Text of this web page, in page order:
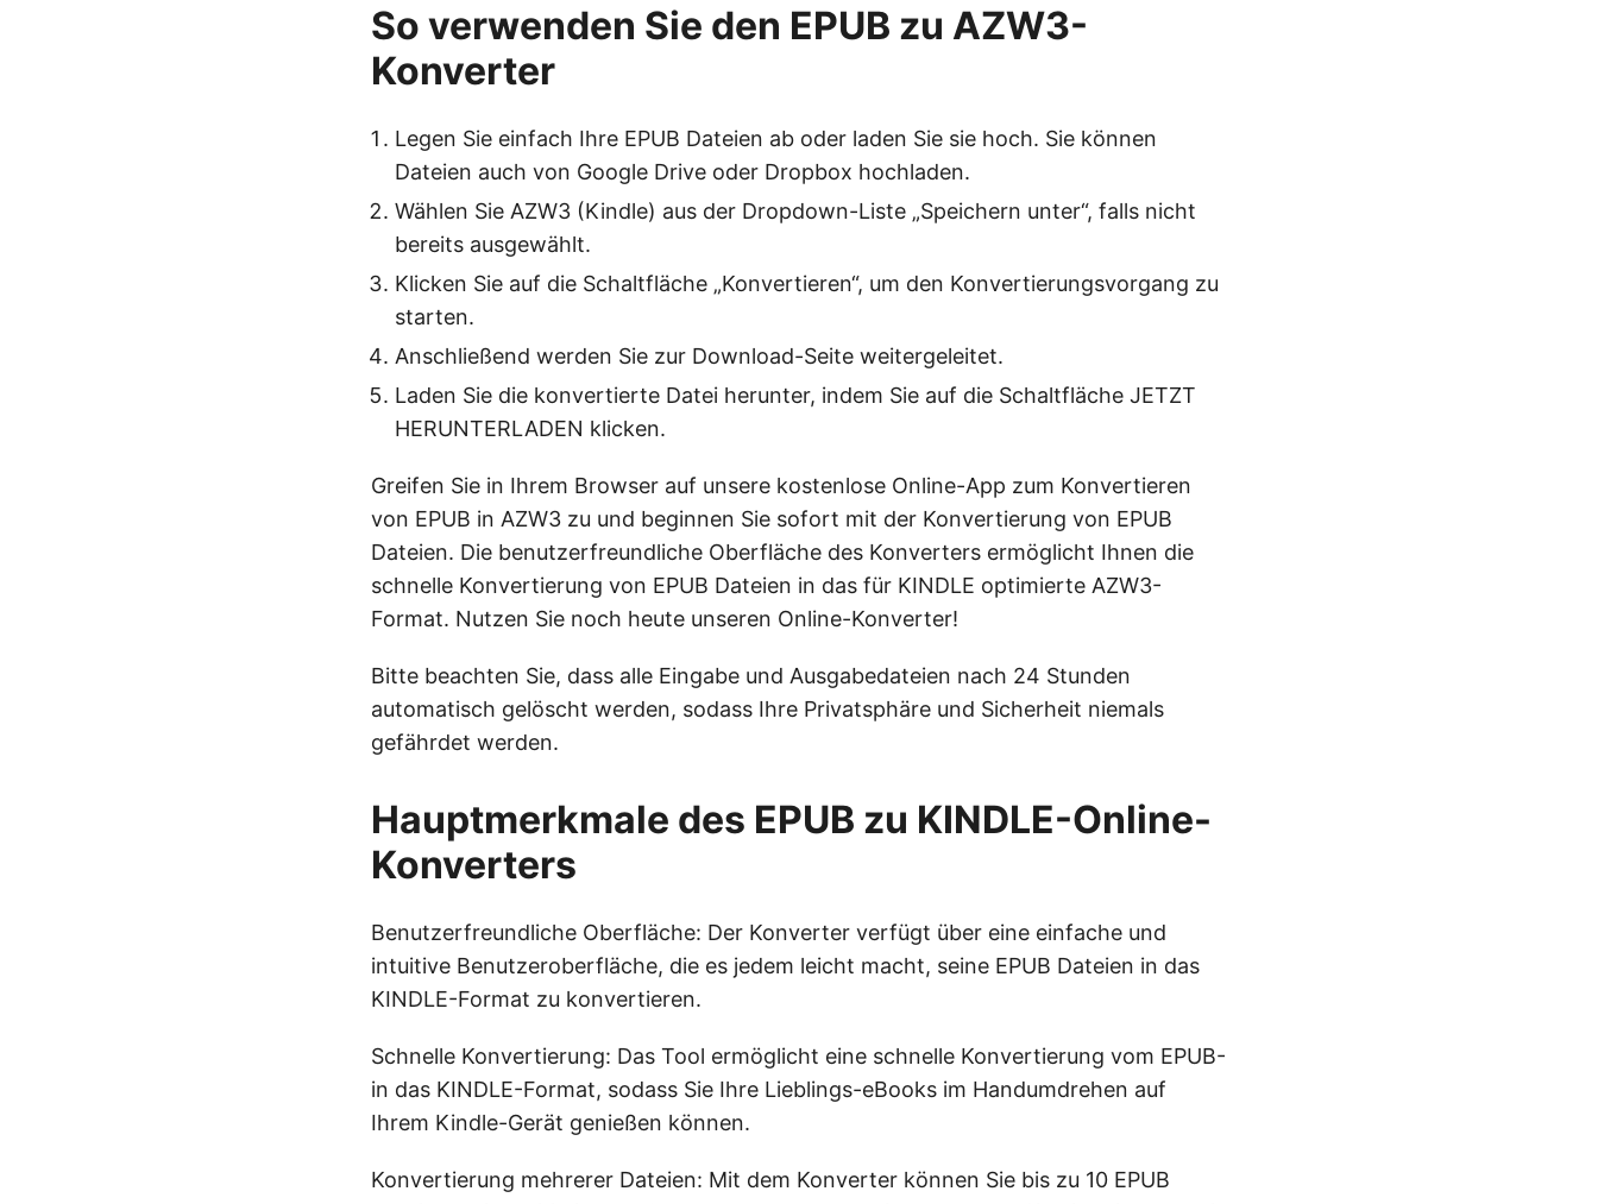
So verwenden Sie den EPUB zu AZW3-
Konverter
Legen Sie einfach Ihre EPUB Dateien ab oder laden Sie sie hoch. Sie können
Dateien auch von Google Drive oder Dropbox hochladen.
Wählen Sie AZW3 (Kindle) aus der Dropdown-Liste „Speichern unter“, falls nicht
bereits ausgewählt.
Klicken Sie auf die Schaltfläche „Konvertieren“, um den Konvertierungsvorgang zu
starten.
Anschließend werden Sie zur Download-Seite weitergeleitet.
Laden Sie die konvertierte Datei herunter, indem Sie auf die Schaltfläche JETZT
HERUNTERLADEN klicken.
Greifen Sie in Ihrem Browser auf unsere kostenlose Online-App zum Konvertieren
von EPUB in AZW3 zu und beginnen Sie sofort mit der Konvertierung von EPUB
Dateien. Die benutzerfreundliche Oberfläche des Konverters ermöglicht Ihnen die
schnelle Konvertierung von EPUB Dateien in das für KINDLE optimierte AZW3-
Format. Nutzen Sie noch heute unseren Online-Konverter!
Bitte beachten Sie, dass alle Eingabe und Ausgabedateien nach 24 Stunden
automatisch gelöscht werden, sodass Ihre Privatsphäre und Sicherheit niemals
gefährdet werden.
Hauptmerkmale des EPUB zu KINDLE-Online-
Konverters
Benutzerfreundliche Oberfläche: Der Konverter verfügt über eine einfache und
intuitive Benutzeroberfläche, die es jedem leicht macht, seine EPUB Dateien in das
KINDLE-Format zu konvertieren.
Schnelle Konvertierung: Das Tool ermöglicht eine schnelle Konvertierung vom EPUB-
in das KINDLE-Format, sodass Sie Ihre Lieblings-eBooks im Handumdrehen auf
Ihrem Kindle-Gerät genießen können.
Konvertierung mehrerer Dateien: Mit dem Konverter können Sie bis zu 10 EPUB